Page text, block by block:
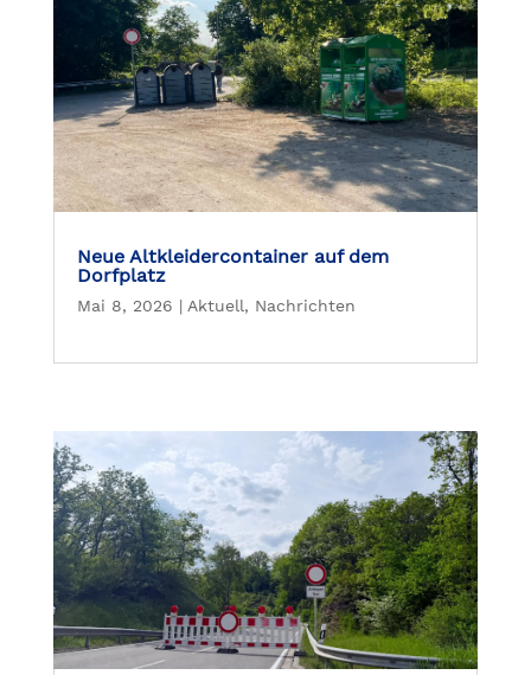
Neue Altkleidercontainer auf dem
Dorfplatz
Mai 8, 2026 | Aktuell, Nachrichten